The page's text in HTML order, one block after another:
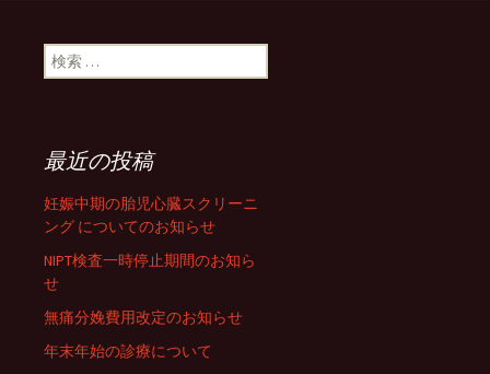
検索:
最近の投稿
妊娠中期の胎児心臓スクリーニ
ング についてのお知らせ
NIPT検査一時停止期間のお知ら
せ
無痛分娩費用改定のお知らせ
年末年始の診療について